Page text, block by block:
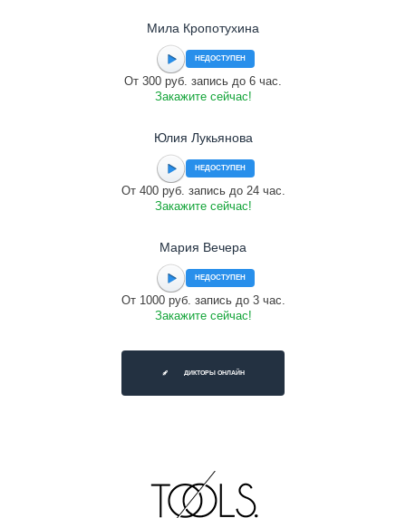
Мила Кропотухина
НЕДОСТУПЕН
От 300 руб. запись до 6 час.
Закажите сейчас!
Юлия Лукьянова
НЕДОСТУПЕН
От 400 руб. запись до 24 час.
Закажите сейчас!
Мария Вечера
НЕДОСТУПЕН
От 1000 руб. запись до 3 час.
Закажите сейчас!
ДИКТОРЫ ОНЛАЙН